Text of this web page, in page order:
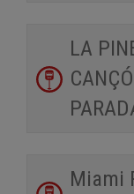
LA
Miami